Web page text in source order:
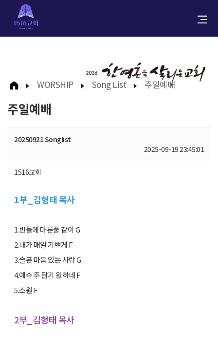
WORSHIP Song List 주일예배
주일예배
20250921 Songlist
2025-09-19 23:45:01
1516교회
1부_김형태 목사
1.빈들에 마른풀 같이 G
2.내가 매일 기쁘게 F
3.슬픈 마음 있는 사람 G
4.예수 주 닮기 원하네 F
5.소원 F
2부_김형태 목사